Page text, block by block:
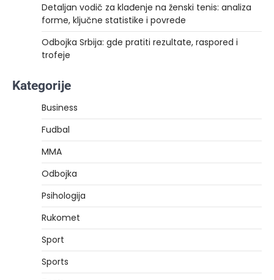
Detaljan vodič za klađenje na ženski tenis: analiza
forme, ključne statistike i povrede
Odbojka Srbija: gde pratiti rezultate, raspored i
trofeje
Kategorije
Business
Fudbal
MMA
Odbojka
Psihologija
Rukomet
Sport
Sports